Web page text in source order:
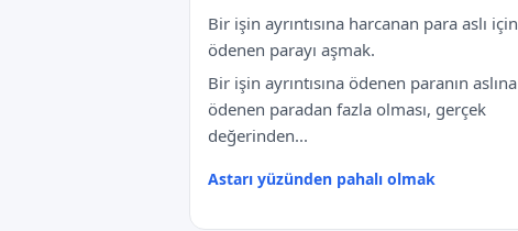
Bir işin ayrıntısına harcanan para aslı için
ödenen parayı aşmak.
Bir işin ayrıntısına ödenen paranın aslına
ödenen paradan fazla olması, gerçek
değerinden...
Astarı yüzünden pahalı olmak